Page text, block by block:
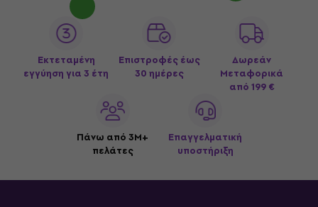
Εκτεταμένη
εγγύηση για 3 έτη
Επιστροφές έως
30 ημέρες
Δωρεάν
Μεταφορικά
από 199 €
Πάνω από 3M+
πελάτες
Επαγγελματική
υποστήριξη